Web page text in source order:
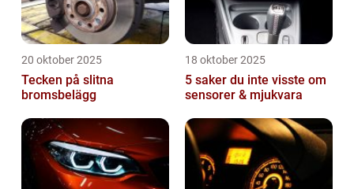
20 oktober 2025
Tecken på slitna
bromsbelägg
18 oktober 2025
5 saker du inte visste om
sensorer & mjukvara